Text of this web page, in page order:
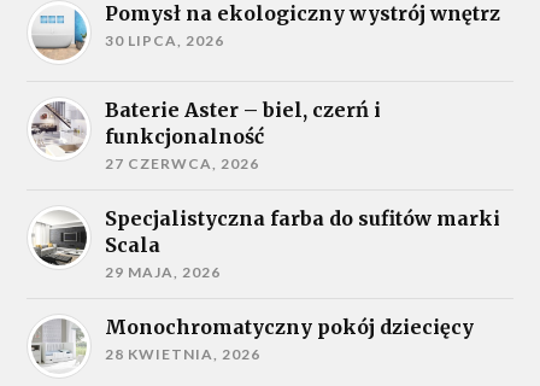
Pomysł na ekologiczny wystrój wnętrz
30 LIPCA, 2026
Baterie Aster – biel, czerń i
funkcjonalność
27 CZERWCA, 2026
Specjalistyczna farba do sufitów marki
Scala
29 MAJA, 2026
Monochromatyczny pokój dziecięcy
28 KWIETNIA, 2026